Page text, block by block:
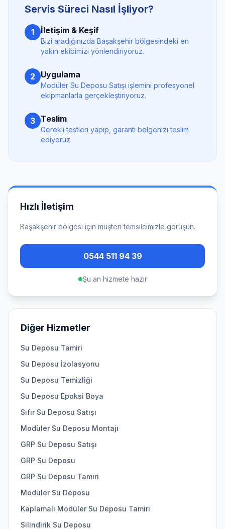
Servis Süreci Nasıl İşliyor?
1 İletişim & Keşif
Bizi aradığınızda Başakşehir bölgesindeki en
yakın ekibimizi yönlendiriyoruz.
2 Uygulama
Modüler Su Deposu Satışı işlemini profesyonel
ekipmanlarla gerçekleştiriyoruz.
3 Teslim
Gerekli testleri yapıp, garanti belgenizi teslim
ediyoruz.
Hızlı İletişim
Başakşehir bölgesi için müşteri temsilcimizle görüşün.
0544 511 94 39
Şu an hizmete hazır
Diğer Hizmetler
Su Deposu Tamiri
Su Deposu İzolasyonu
Su Deposu Temizliği
Su Deposu Epoksi Boya
Sıfır Su Deposu Satışı
Modüler Su Deposu Montajı
GRP Su Deposu Satışı
GRP Su Deposu
GRP Su Deposu Tamiri
Modüler Su Deposu
Kaplamalı Modüler Su Deposu Tamiri
Silindirik Su Deposu